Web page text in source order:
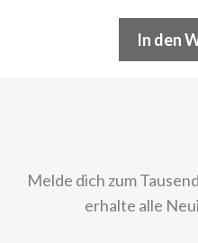
In den
Melde dich zum
erhalte alle